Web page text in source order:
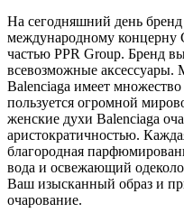
На сегодняшний день
международному концерну
частью PPR Group. Бренд
всевозможные
Balenciaga имеет
пользуется огромной
женские духи Balenciaga
аристократичностью.
благородная
вода и освежающий
Ваш изысканный образ и
очарование.